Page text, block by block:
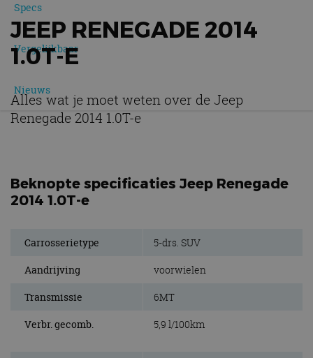
Specs
Vergelijkbaar
Nieuws
JEEP RENEGADE 2014
1.0T-E
Alles wat je moet weten over de Jeep
Renegade 2014 1.0T-e
Beknopte specificaties Jeep Renegade
2014 1.0T-e
Carrosserietype 5-drs. SUV
Aandrijving voorwielen
Transmissie 6MT
Verbr. gecomb. 5,9 l/100km